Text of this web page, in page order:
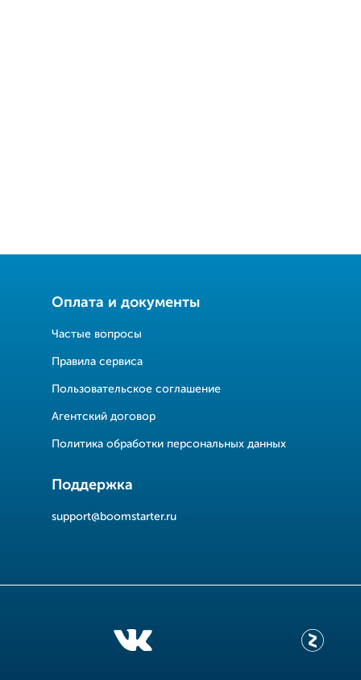
Оплата и документы
Частые вопросы
Правила сервиса
Пользовательское соглашение
Агентский договор
Политика обработки персональных данных
Поддержка
support@boomstarter.ru